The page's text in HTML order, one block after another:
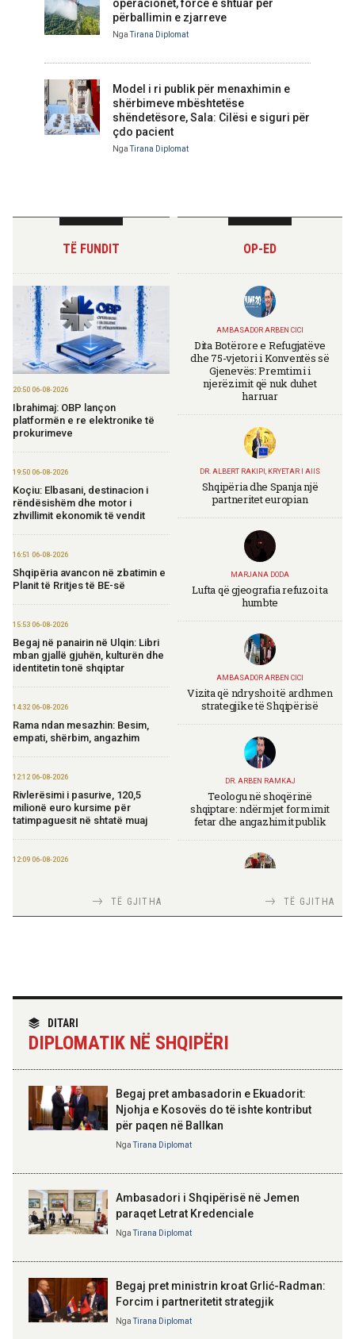
operacionet, forcë e shtuar për
përballimin e zjarreve
NgaTirana Diplomat
Model i ri publik për menaxhimin e
shërbimeve mbështetëse
shëndetësore, Sala: Cilësi e siguri për
çdo pacient
NgaTirana Diplomat
TË FUNDIT
20:50 06-08-2026
Ibrahimaj: OBP lançon
platformën e re elektronike të
prokurimeve
19:50 06-08-2026
Koçiu: Elbasani, destinacion i
rëndësishëm dhe motor i
zhvillimit ekonomik të vendit
16:51 06-08-2026
Shqipëria avancon në zbatimin e
Planit të Rritjes të BE-së
15:53 06-08-2026
Begaj në panairin në Ulqin: Libri
mban gjallë gjuhën, kulturën dhe
identitetin tonë shqiptar
14:32 06-08-2026
Rama ndan mesazhin: Besim,
empati, shërbim, angazhim
12:12 06-08-2026
Rivlerësimi i pasurive, 120,5
milionë euro kursime për
tatimpaguesit në shtatë muaj
12:09 06-08-2026
09:52 06-08-2026
Përmbarimi Shtetëror, 22 zyra në
vendimeve të gjykatave
09:50 06-08-2026
Sejko: TIPS Clone do të ulë
mund të kursejë deri në 38
TË GJITHA
OP-ED
AMBASADOR ARBEN CICI
Dita Botërore e Refugjatëve
dhe 75-vjetori i Konventës së
Gjenevës: Premtimi i
njerëzimit që nuk duhet
harruar
DR. ALBERT RAKIPI, KRYETAR I AIIS
Shqipëria dhe Spanja një
partneritet europian
MARJANA DODA
Lufta që gjeografia refuzoi ta
humbte
AMBASADOR ARBEN CICI
Vizita që ndryshoi të ardhmen
strategjike të Shqipërisë
DR. ARBEN RAMKAJ
Teologu në shoqërinë
shqiptare: ndërmjet formimit
fetar dhe angazhimit publik
TIRANA DIPLOMAT
TIRANA DIPLOMAT
Skënderbeut dhe Ismail
Kosovë!
TË GJITHA
DITARI
DIPLOMATIK NË SHQIPËRI
Begaj pret ambasadorin e Ekuadorit:
Njohja e Kosovës do të ishte kontribut
për paqen në Ballkan
NgaTirana Diplomat
Ambasadori i Shqipërisë në Jemen
paraqet Letrat Kredenciale
NgaTirana Diplomat
Begaj pret ministrin kroat Grlić-Radman:
Forcim i partneritetit strategjik
NgaTirana Diplomat